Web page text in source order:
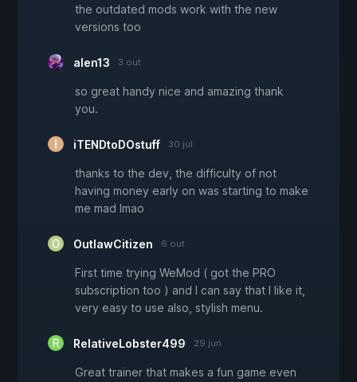
the outdated mods work with the new
versions too
alen13 3 out
so great handy nice and amazing thank
you.
iTENDtoDOstuff 30 jul
thanks to the dev, the difficulty of not
having money early on was starting to make
me mad lmao
OutlawCitizen 6 out
First time trying WeMod ( got the PRO
subscription too ) and I can say that I like it,
very easy to use also, stylish menu.
RelativeLobster499 29 jun
Great trainer that makes a fun game even